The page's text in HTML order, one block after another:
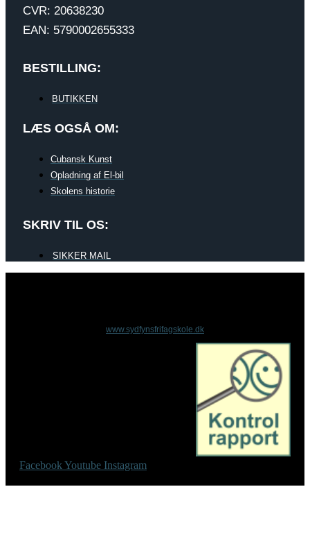
CVR: 20638230
EAN: 5790002655333
BESTILLING:
BUTIKKEN
LÆS OGSÅ OM:
Cubansk Kunst
Opladning af El-bil
Skolens historie
SKRIV TIL OS:
SIKKER MAIL
www.sydfynsfrifagskole.dk
Facebook Youtube Instagram